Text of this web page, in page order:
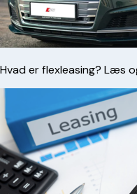
Hvad er flexleasing? Læs